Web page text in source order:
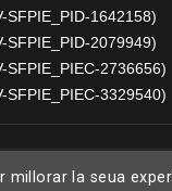
SFPIE_PID-1642158)
SFPIE_PID-2079949)
SFPIE_PIEC-2736656)
SFPIE_PIEC-3329540)
Disseny perFree-
la seua